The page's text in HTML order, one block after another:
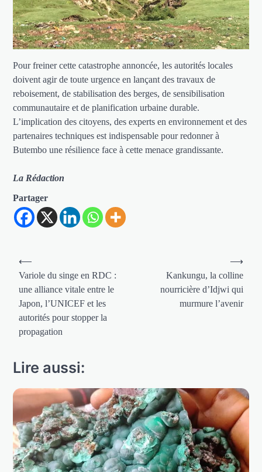
Pour freiner cette catastrophe annoncée, les autorités locales
doivent agir de toute urgence en lançant des travaux de
reboisement, de stabilisation des berges, de sensibilisation
communautaire et de planification urbaine durable.
L’implication des citoyens, des experts en environnement et des
partenaires techniques est indispensable pour redonner à
Butembo une résilience face à cette menace grandissante.
La Rédaction
Partager
Navigation
de
l’article
⟵
Variole du singe en RDC :
une alliance vitale entre le
Japon, l’UNICEF et les
autorités pour stopper la
propagation
Kankungu, la colline
nourricière d’Idjwi qui
murmure l’avenir
⟶
Lire aussi: